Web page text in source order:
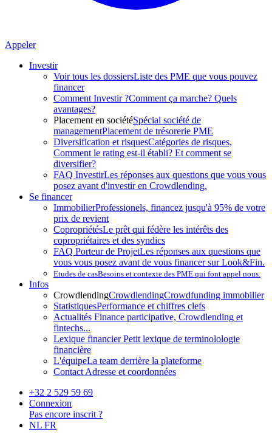
Appeler
Investir
Voir tous les dossiersListe des PME que vous pouvez
financer
Comment Investir ?Comment ça marche? Quels
avantages?
Placement en sociétéSpécial société de
managementPlacement de trésorerie PME
Diversification et risquesCatégories de risques,
Comment le rating est-il établi? Et comment se
diversifier?
FAQ InvestirLes réponses aux questions que vous vous
posez avant d'investir en Crowdlending.
Se financer
ImmobilierProfessionels, financez jusqu'à 95% de votre
prix de revient
CopropriétésLe prêt qui fédère les intérêts des
copropriétaires et des syndics
FAQ Porteur de ProjetLes réponses aux questions que
vous vous posez avant de vous financer sur Look&Fin.
Etudes de casBesoins et contexte des PME qui font appel nous.
Infos
CrowdlendingCrowdlendingCrowdfunding immobilier
StatistiquesPerformance et chiffres clefs
Actualités Finance participative, Crowdlending et
fintechs...
Lexique financierPetit lexique de terminolologie
financière
L'équipeLa team derrière la plateforme
Contact Adresse et coordonnées
+32 2 529 59 69
Connexion
Pas encore inscrit ?
NL FR